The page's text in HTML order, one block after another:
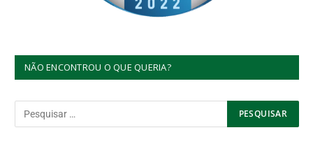
NÃO ENCONTROU O QUE QUERIA?